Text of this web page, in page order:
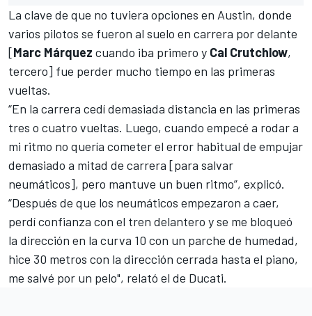
La clave de que no tuviera opciones en Austin, donde
varios pilotos se fueron al suelo en carrera por delante
[Marc Márquez cuando iba primero y Cal Crutchlow,
tercero] fue perder mucho tiempo en las primeras
vueltas.
“En la carrera cedí demasiada distancia en las primeras
tres o cuatro vueltas. Luego, cuando empecé a rodar a
mi ritmo no quería cometer el error habitual de empujar
demasiado a mitad de carrera [para salvar
neumáticos], pero mantuve un buen ritmo”, explicó.
“Después de que los neumáticos empezaron a caer,
perdí confianza con el tren delantero y se me bloqueó
la dirección en la curva 10 con un parche de humedad,
hice 30 metros con la dirección cerrada hasta el piano,
me salvé por un pelo", relató el de Ducati.